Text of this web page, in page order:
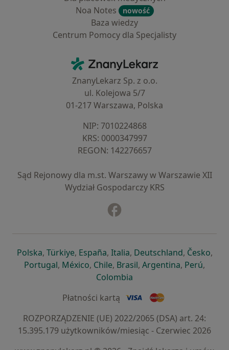
Noa Notes
nowość
Baza wiedzy
Centrum Pomocy dla Specjalisty
ZnanyLekarz - Strona główna
ZnanyLekarz Sp. z o.o.
ul. Kolejowa 5/7
01-217 Warszawa, Polska
NIP: ⁠7010224868
KRS: ⁠0000347997
REGON: ⁠142276657
Sąd Rejonowy dla m.st. Warszawy w Warszawie XII
Wydział Gospodarczy KRS
Polskaotwiera się w nowej karcie
, Türkiyeotwiera się w nowej karcie
, Españaotwiera się w nowej karcie
, Italiaotwiera się w nowej
, Deutschlandotwiera się
, Česko,
Portugalotwiera się w nowej karcie
, Méxicootwiera się w nowej karcie
, Chileotwiera się w nowej karcie
, Brasilotwiera się w nowej
, Argentinaotwiera się
, Perú,
Colombia
Płatności kartą
ROZPORZĄDZENIE (UE) 2022/2065 (DSA) art. 24:
15.395.179 użytkowników/miesiąc - Czerwiec 2026